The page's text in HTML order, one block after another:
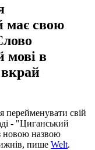
має свою
мові в
перейменувати свій
- "Циганський
новою назвою
пише Welt.